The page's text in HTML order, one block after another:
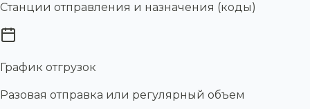
Станции отправления и назначения (коды)
График отгрузок
Разовая отправка или регулярный объем